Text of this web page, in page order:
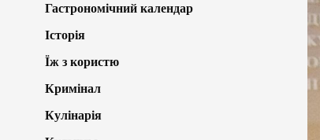
Гастрономічний календар
Історія
Їж з користю
Кримінал
Кулінарія